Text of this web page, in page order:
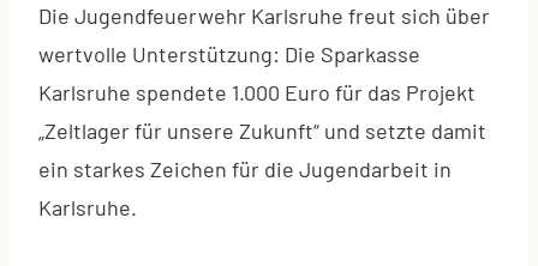
Die Jugendfeuerwehr Karlsruhe freut sich über
wertvolle Unterstützung: Die Sparkasse
Karlsruhe spendete 1.000 Euro für das Projekt
„Zeltlager für unsere Zukunft“ und setzte damit
ein starkes Zeichen für die Jugendarbeit in
Karlsruhe.